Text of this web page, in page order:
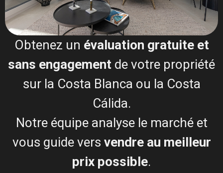
Je consens à la Conditions générales du RGPD
Appel
WhatsApp
Obtenez un évaluation gratuite et
sans engagement de votre propriété
sur la Costa Blanca ou la Costa
Cálida.
Notre équipe analyse le marché et
vous guide vers vendre au meilleur
prix possible.